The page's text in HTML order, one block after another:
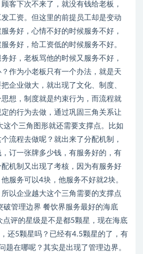
客下次不来了，就没有钱给老板，
工资。但这里的前提员工却是变动
务好，心情不好的时候服务不好，
务好，给工资低的时候服务不好。
好，老板骂他的时候又服务不好，
作为小老板只有一个办法，就是天
企业做大，就出现了文化、制度、
想，制度就是约束行为，而流程就
的行为去做，通过巩固三角关系让
这个三角图形就还需要支撑点。比如
流程去做呢？就出来了分配机制，
订一张牌多少钱，有服务好的，有
机制又出现了考核，因为有服务好
服务可以4块，他服务不好就2块。
以企业越大这个三角需要的支撑点
破管理边界 餐饮界服务最好的海底
评的星级是不是都5颗星，现在海底
还5颗星吗？已经有4.5颗星的了，有
题在哪呢？其实是出现了管理边界。